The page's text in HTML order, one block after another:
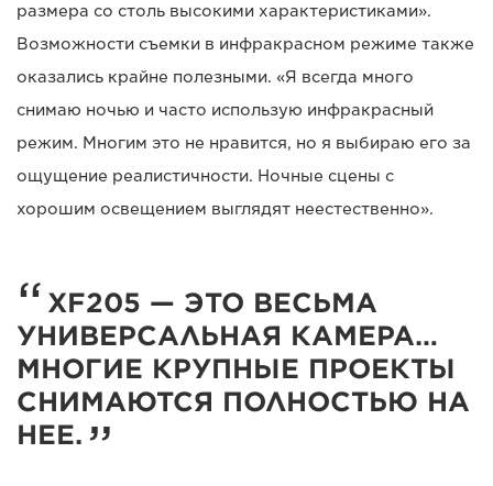
размера со столь высокими характеристиками».
Возможности съемки в инфракрасном режиме также
оказались крайне полезными. «Я всегда много
снимаю ночью и часто использую инфракрасный
режим. Многим это не нравится, но я выбираю его за
ощущение реалистичности. Ночные сцены с
хорошим освещением выглядят неестественно».
XF205 — ЭТО ВЕСЬМА
УНИВЕРСАЛЬНАЯ КАМЕРА…
МНОГИЕ КРУПНЫЕ ПРОЕКТЫ
СНИМАЮТСЯ ПОЛНОСТЬЮ НА
НЕЕ.